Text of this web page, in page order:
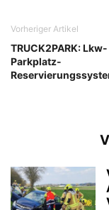
Vorheriger Artikel
TRUCK2PARK: Lkw-
Parkplatz-